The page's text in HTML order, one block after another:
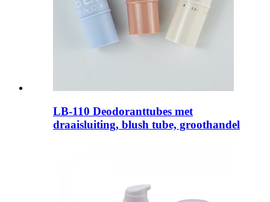
LB-110 Deodoranttubes met
draaisluiting, blush tube, groothandel